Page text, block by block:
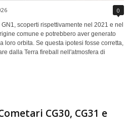
0
scoperti rispettivamente nel 2021 e nel
comune e potrebbero aver generato
loro orbita. Se questa ipotesi fosse corretta,
dalla Terra fireball nell'atmosfera di
CG30, CG31 e